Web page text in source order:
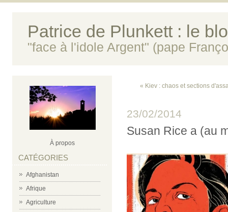
Patrice de Plunkett : le
"face à l'idole Argent" (pape
À propos
CATÉGORIES
Afghanistan
Afrique
Agriculture
« Kiev : chaos et sections
23/02/2014
Susan Rice a (au